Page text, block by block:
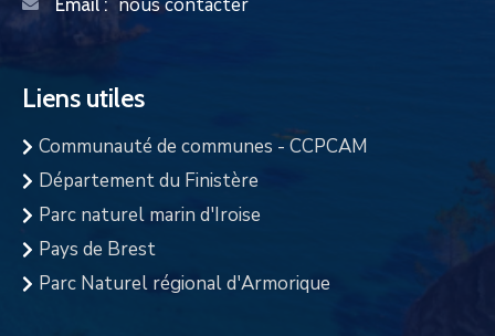
Liens utiles
Communauté de communes - CCPCAM
Département du Finistère
Parc naturel marin d'Iroise
Pays de Brest
Parc Naturel régional d'Armorique